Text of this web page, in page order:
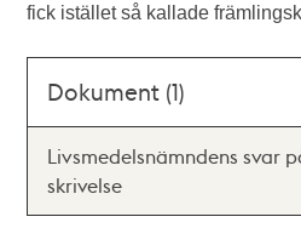
fick istället så kallade
Dokument (1)
Livsmedelsnämndens svar
skrivelse